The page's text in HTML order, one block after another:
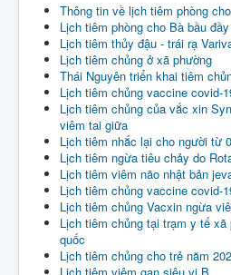
Thông tin về lịch tiêm phòng
Lịch tiêm phòng cho Bà bầu
Lịch tiêm thủy đậu - trái rạ
Lịch tiêm chủng ở xã phường
Thái Nguyên triển khai tiêm
Lịch tiêm chủng vaccine covid-
Lịch tiêm chủng của vắc xin
viêm tai giữa
Lịch tiêm nhắc lại cho người từ
Lịch tiêm ngừa tiêu chảy do
Lịch tiêm viêm não nhật bản
Lịch tiêm chủng vaccine covid-
Lịch tiêm chủng Vacxin ngừa
Lịch tiêm chủng tại trạm y tế xã
quốc
Lịch tiêm chủng cho trẻ năm
Lịch tiêm viêm gan siêu vi B